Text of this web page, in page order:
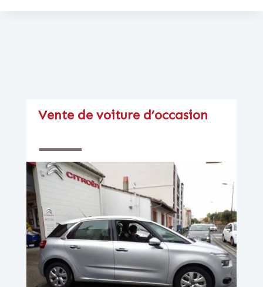
Vente de voiture d’occasion